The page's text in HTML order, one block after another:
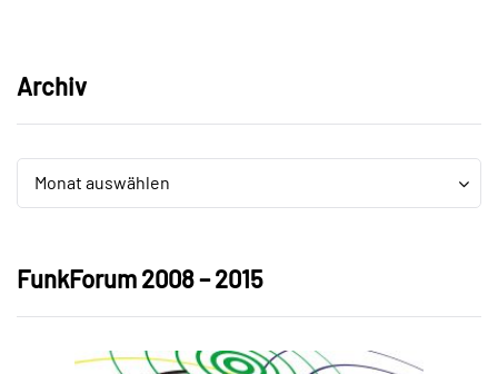
Archiv
Monat auswählen
Archiv
FunkForum 2008 – 2015